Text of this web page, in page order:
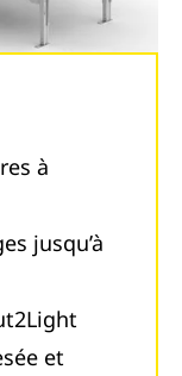
à
jusqu’à
et